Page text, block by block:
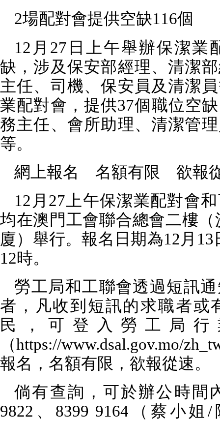
2場配對會提供空缺116個
12 月 27 日上午舉辦保潔業
缺，涉及保安部經理、清潔
主任、司機、保安員及清潔
業配對會，提供37個職位空
務主任、會所助理、清潔管
等。
網上報名 名額有限 欲報
12 月 27 上午保潔業配對會
均在澳門工會聯合總會二樓
廈）舉行。報名日期為12 月 13
12時。
勞工局和工聯會透過短訊
者，凡收到短訊的求職者或
民，可登入勞工局
（https://www.dsal.gov.mo/
報名，名額有限，欲報從速。
倘有查詢，可於辦公時間
9822 、 8399 9164 （蔡小姐/